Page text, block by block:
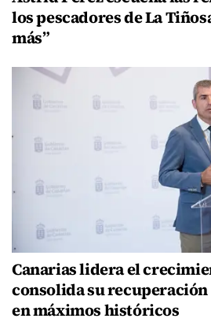
los pescadores de La
más”
Canarias lidera el
consolida su
en máximos históricos